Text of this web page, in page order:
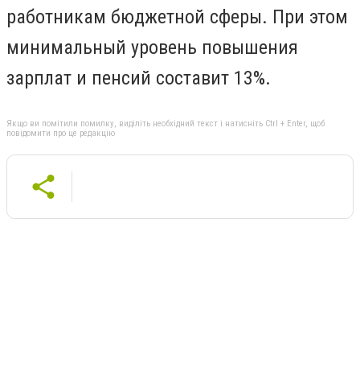
работникам бюджетной сферы. При этом
минимальный уровень повышения
зарплат и пенсий составит 13%.
Якщо ви помітили помилку, виділіть необхідний текст і натисніть Ctrl + Enter, щоб
повідомити про це редакцію